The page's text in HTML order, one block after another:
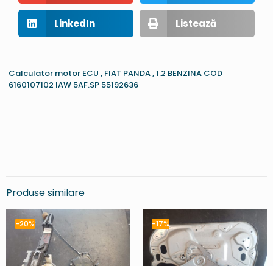
LinkedIn Listează
Calculator motor ECU , FIAT PANDA , 1.2 BENZINA COD
6160107102 IAW 5AF.SP 55192636
Produse similare
-20% -17%